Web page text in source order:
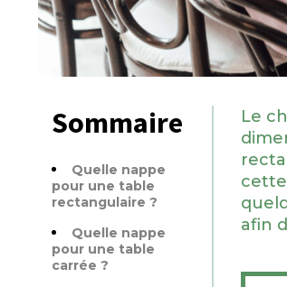
Sommaire
Quelle nappe
pour une table
rectangulaire ?
Quelle nappe
pour une table
carrée ?
Le
afin